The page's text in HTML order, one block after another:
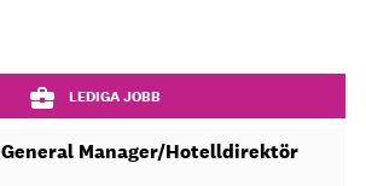
LEDIGA JOBB
General Manager/Hotelldirektör